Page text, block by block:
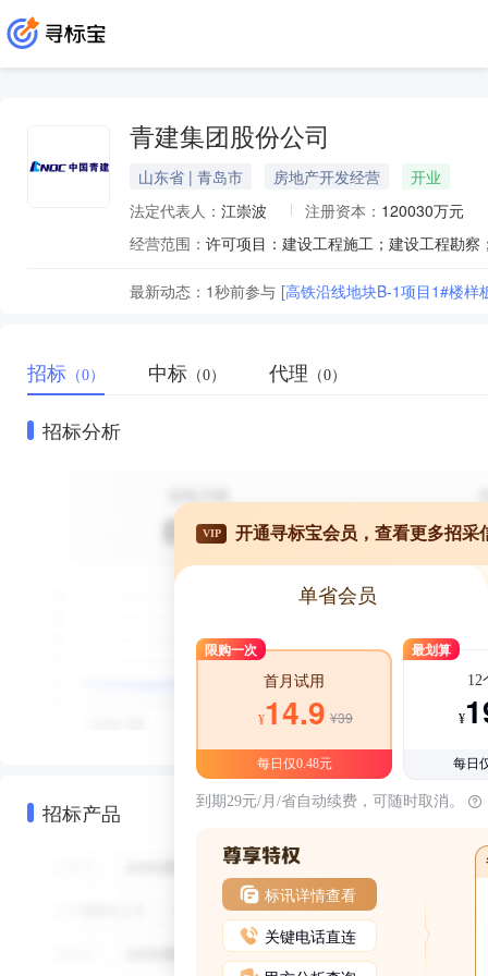
青建集团股份公司
山东省 | 青岛市 房地产开发经营
开业
法定代表人： 江崇波 注册资本： 120030万元
经营范围：
最新动态： 1秒前参与 [高铁沿线地块B-1项目1#楼样
招标 （0） 中标 （0） 代理 （0）
招标分析
招标产品
VIP 开通寻标宝会员，查看更多招采
单省会员
限购一次
首月试用
¥14.9 ¥39
每日仅0.48元
最划算
12
¥
每日
到期29元/月/省自动续费，可随时取消。
标讯详情查看
关键电话直连